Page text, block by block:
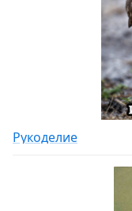
Рукоделие